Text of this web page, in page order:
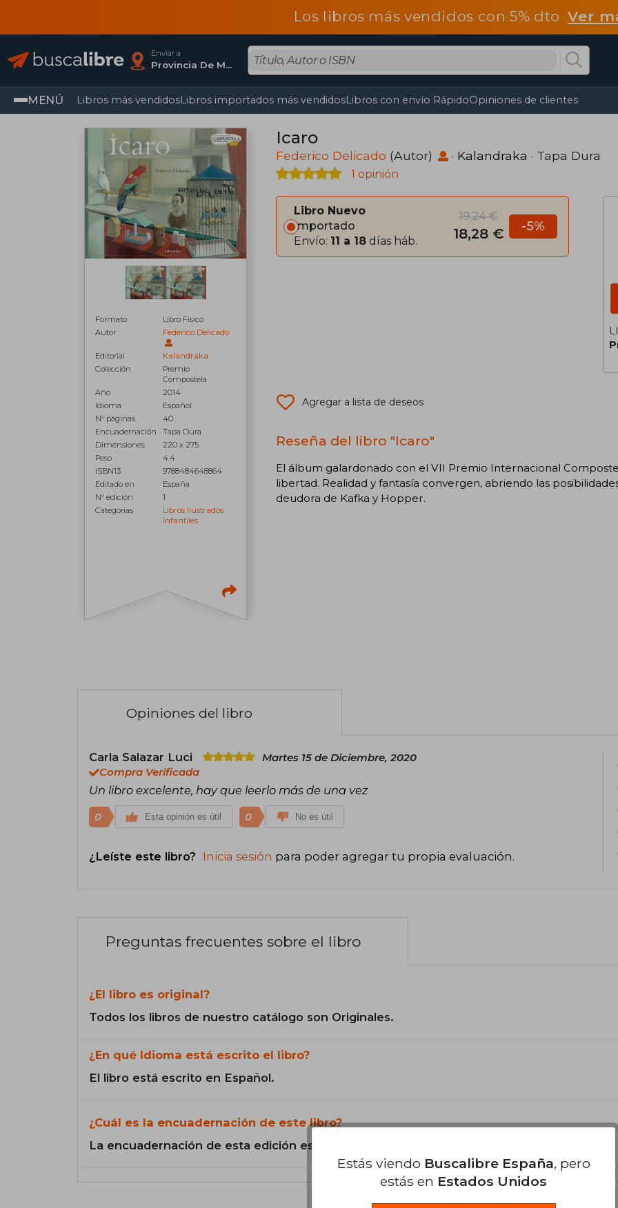
Los libros más vendidos con 5% dtoVer
Enviar a
Provincia De Madrid
MENÚ Libros más vendidosLibros importados más vendidosLibros con envío RápidoOpiniones de clientes
Formato
Libro Físico
Autor
Federico Delicado
Editorial
Kalandraka
Colección
Premio
Compostela
Año
2014
Idioma
Español
N° páginas
40
Encuadernación
Tapa Dura
Dimensiones
220 x 275
Peso
4.4
ISBN13
9788484648864
Editado en
España
N° edición
1
Categorías
Libros Ilustrados
Infantiles
Icaro
Federico Delicado (Autor) · Kalandraka · Tapa Dura
1 opinión
Libro Nuevo
Importado
Envío: 11 a 18 días háb.
19,24 €
18,28 € -5%
Agregar a lista de deseos
Reseña del libro "Icaro"
El álbum galardonado con el VII Premio Internacional
libertad. Realidad y fantasía convergen, abriendo las
deudora de Kafka y Hopper.
Opiniones del libro
Carla Salazar Luci
Martes 15 de Diciembre, 2020
Compra Verificada
Un libro excelente, hay que leerlo más de una vez
0 Esta opinión es útil 0 No es útil
¿Leíste este libro? Inicia sesión para poder agregar tu propia evaluación.
Preguntas frecuentes sobre el libro
¿El libro es original?
Todos los libros de nuestro catálogo son Originales.
¿En qué Idioma está escrito el libro?
El libro está escrito en Español.
¿Cuál es la encuadernación de este libro?
La encuadernación de esta edición es Tapa Dura.
Estás viendo Buscalibre España, pero
estás en Estados Unidos